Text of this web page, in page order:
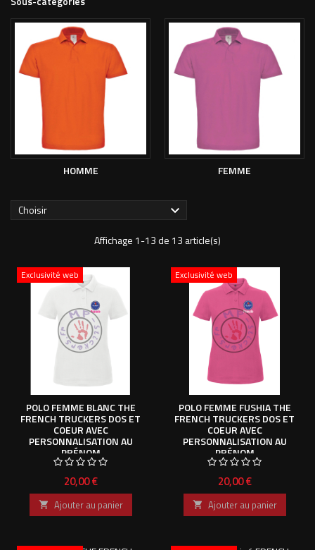
HOMME FEMME
Choisir 
Affichage 1-13 de 13 article(s)
Exclusivité web
POLO FEMME BLANC THE
FRENCH TRUCKERS DOS ET
COEUR AVEC
PERSONNALISATION AU
PRÉNOM
Prix
20,00 €
 Ajouter au panier
Exclusivité web
POLO FEMME FUSHIA THE
FRENCH TRUCKERS DOS ET
COEUR AVEC
PERSONNALISATION AU
PRÉNOM
Prix
20,00 €
 Ajouter au panier